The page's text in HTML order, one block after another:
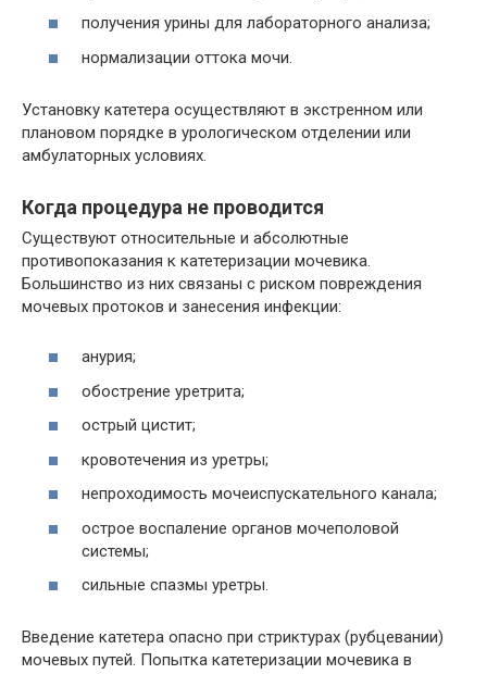
получения урины для лабораторного анализа;
нормализации оттока мочи.
Установку катетера осуществляют в экстренном или
плановом порядке в урологическом отделении или
амбулаторных условиях.
Когда процедура не проводится
Существуют относительные и абсолютные
противопоказания к катетеризации мочевика.
Большинство из них связаны с риском повреждения
мочевых протоков и занесения инфекции:
анурия;
обострение уретрита;
острый цистит;
кровотечения из уретры;
непроходимость мочеиспускательного канала;
острое воспаление органов мочеполовой
системы;
сильные спазмы уретры.
Введение катетера опасно при стриктурах (рубцевании)
мочевых путей. Попытка катетеризации мочевика в